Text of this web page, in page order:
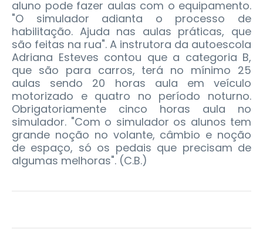
aluno pode fazer aulas com o equipamento.
"O simulador adianta o processo de
habilitação. Ajuda nas aulas práticas, que
são feitas na rua". A instrutora da autoescola
Adriana Esteves contou que a categoria B,
que são para carros, terá no mínimo 25
aulas sendo 20 horas aula em veículo
motorizado e quatro no período noturno.
Obrigatoriamente cinco horas aula no
simulador. "Com o simulador os alunos tem
grande noção no volante, câmbio e noção
de espaço, só os pedais que precisam de
algumas melhoras". (C.B.)